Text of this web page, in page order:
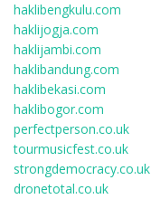
haklibengkulu.com
haklijogja.com
haklijambi.com
haklibandung.com
haklibekasi.com
haklibogor.com
perfectperson.co.uk
tourmusicfest.co.uk
strongdemocracy.co.uk
dronetotal.co.uk